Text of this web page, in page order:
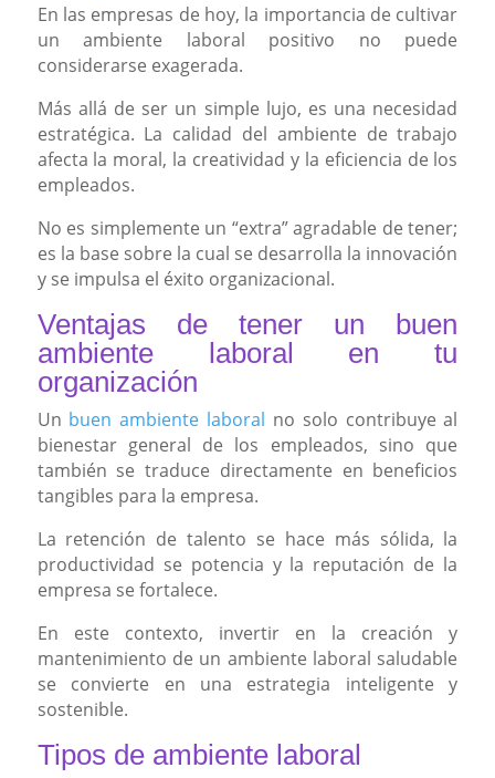
En las empresas de hoy, la importancia de cultivar
un ambiente laboral positivo no puede
considerarse exagerada.
Más allá de ser un simple lujo, es una necesidad
estratégica. La calidad del ambiente de trabajo
afecta la moral, la creatividad y la eficiencia de los
empleados.
No es simplemente un “extra” agradable de tener;
es la base sobre la cual se desarrolla la innovación
y se impulsa el éxito organizacional.
Ventajas de tener un buen
ambiente laboral en tu
organización
Un buen ambiente laboral no solo contribuye al
bienestar general de los empleados, sino que
también se traduce directamente en beneficios
tangibles para la empresa.
La retención de talento se hace más sólida, la
productividad se potencia y la reputación de la
empresa se fortalece.
En este contexto, invertir en la creación y
mantenimiento de un ambiente laboral saludable
se convierte en una estrategia inteligente y
sostenible.
Tipos de ambiente laboral